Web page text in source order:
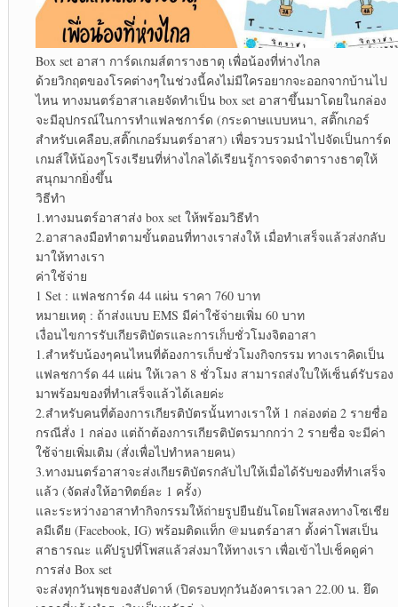
Box set อาสา การ์ดเกมส์ตารางธาตุ เพื่อน้องที่ห่างไกล
ด้วยวิกฤตของโรคต่างๆในช่วงนี้คงไม่มีใครอยากจะออกจากบ้านไป
ไหน ทางมนตร์อาสาเลยจัดทำเป็น box set อาสาขึ้นมาโดยในกล่อง
จะมีอุปกรณ์ในการทำแฟลชการ์ด (กระดาษแบบหนา, สติ๊กเกอร์
สำหรับเคลือบ,สติ๊กเกอร์มนตร์อาสา) เพื่อรวบรวมนำไปจัดเป็นการ์ด
เกมส์ให้น้องๆโรงเรียนที่ห่างไกลได้เรียนรู้การจดจำตารางธาตุให้
สนุกมากยิ่งขึ้น
วิธีทำ
1.ทางมนตร์อาสาส่ง box set ให้พร้อมวิธีทำ
2.อาสาลงมือทำตามขั้นตอนที่ทางเราส่งให้ เมื่อทำเสร็จแล้วส่งกลับ
มาให้ทางเรา
ค่าใช้จ่าย
1 Set : แฟลชการ์ด 44 แผ่น ราคา 760 บาท
หมายเหตุ : ถ้าส่งแบบ EMS มีค่าใช้จ่ายเพิ่ม 60 บาท
เงื่อนไขการรับเกียรติบัตรและการเก็บชั่วโมงจิตอาสา
1.สำหรับน้องๆคนไหนที่ต้องการเก็บชั่วโมงกิจกรรม ทางเราคิดเป็น
แฟลชการ์ด 44 แผ่น ให้เวลา 8 ชั่วโมง สามารถส่งใบให้เซ็นต์รับรอง
มาพร้อมของที่ทำเสร็จแล้วได้เลยค่ะ
2.สำหรับคนที่ต้องการเกียรติบัตรนั้นทางเราให้ 1 กล่องต่อ 2 รายชื่อ
กรณีสั่ง 1 กล่อง แต่ถ้าต้องการเกียรติบัตรมากกว่า 2 รายชื่อ จะมีค่า
ใช้จ่ายเพิ่มเติม (สั่งเพื่อไปทำหลายคน)
3.ทางมนตร์อาสาจะส่งเกียรติบัตรกลับไปให้เมื่อได้รับของที่ทำเสร็จ
แล้ว (จัดส่งให้อาทิตย์ละ 1 ครั้ง)
และระหว่างอาสาทำกิจกรรมให้ถ่ายรูปยืนยันโดยโพสลงทางโซเชีย
ลมีเดีย (Facebook, IG) พร้อมติดแท็ก @มนตร์อาสา ตั้งค่าโพสเป็น
สาธารณะ แค๊ปรูปที่โพสแล้วส่งมาให้ทางเรา เพื่อเข้าไปเช็คดูค่า
การส่ง Box set
จะส่งทุกวันพุธของสัปดาห์ (ปิดรอบทุกวันอังคารเวลา 22.00 น. ยึด